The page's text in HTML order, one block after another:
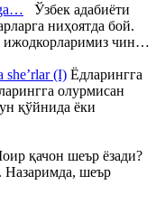
Ўзбек адабиёти
ниҳоятда бой.
ижодкорларимиз чин…
she’rlar (I) Ёдларингга
олурмисан
қўйнида ёки
қачон шеър ёзади?
Назаримда, шеър